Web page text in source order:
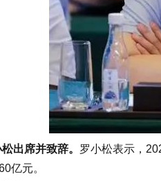
出席并致辞。 罗小松表示，
亿元。